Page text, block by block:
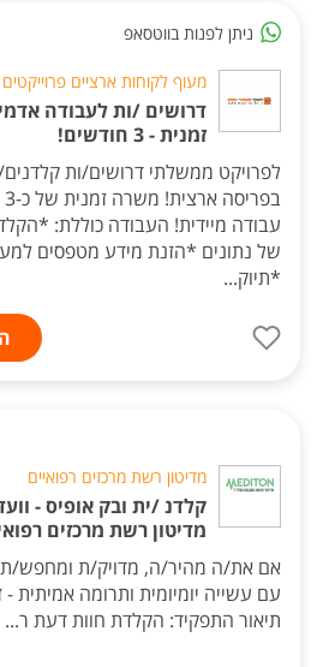
ניתן לפנות בווטסאפ
מעוף לקוחות ארציים פרוייקטים
דרושים /ות לעבודה
זמנית - 3 חודשים!
לפרויקט ממשלתי דרושים/ות
עבודה מיידית! העבודה כוללת:
של נתונים *הזנת מידע מטפסים
*תיוק...
מדיטון רשת מרכזים רפואיים
קלדנ /ית ובק אופיס -
מדיטון רשת מרכזים
אם את/ה מהיר/ה, מדויק/ת ומחפש/
עם עשייה יומיומית ותרומה אמיתית
תיאור התפקיד: הקלדת חוות דעת ר...